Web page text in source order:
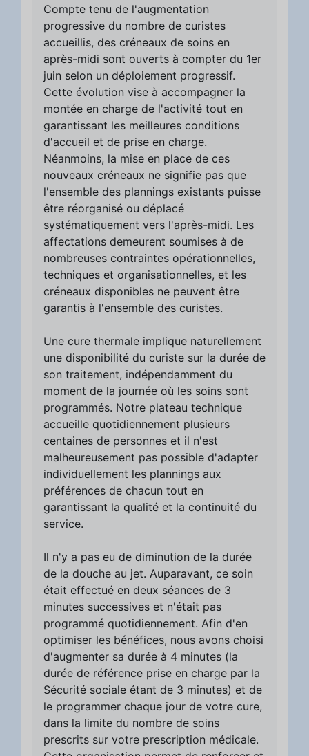
Compte tenu de l'augmentation
progressive du nombre de curistes
accueillis, des créneaux de soins en
après-midi sont ouverts à compter du 1er
juin selon un déploiement progressif.
Cette évolution vise à accompagner la
montée en charge de l'activité tout en
garantissant les meilleures conditions
d'accueil et de prise en charge.
Néanmoins, la mise en place de ces
nouveaux créneaux ne signifie pas que
l'ensemble des plannings existants puisse
être réorganisé ou déplacé
systématiquement vers l'après-midi. Les
affectations demeurent soumises à de
nombreuses contraintes opérationnelles,
techniques et organisationnelles, et les
créneaux disponibles ne peuvent être
garantis à l'ensemble des curistes.
Une cure thermale implique naturellement
une disponibilité du curiste sur la durée de
son traitement, indépendamment du
moment de la journée où les soins sont
programmés. Notre plateau technique
accueille quotidiennement plusieurs
centaines de personnes et il n'est
malheureusement pas possible d'adapter
individuellement les plannings aux
préférences de chacun tout en
garantissant la qualité et la continuité du
service.
Il n'y a pas eu de diminution de la durée
de la douche au jet. Auparavant, ce soin
était effectué en deux séances de 3
minutes successives et n'était pas
programmé quotidiennement. Afin d'en
optimiser les bénéfices, nous avons choisi
d'augmenter sa durée à 4 minutes (la
durée de référence prise en charge par la
Sécurité sociale étant de 3 minutes) et de
le programmer chaque jour de votre cure,
dans la limite du nombre de soins
prescrits sur votre prescription médicale.